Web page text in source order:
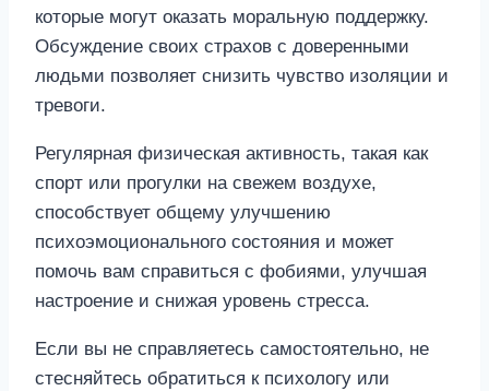
которые могут оказать моральную поддержку.
Обсуждение своих страхов с доверенными
людьми позволяет снизить чувство изоляции и
тревоги.
Регулярная физическая активность, такая как
спорт или прогулки на свежем воздухе,
способствует общему улучшению
психоэмоционального состояния и может
помочь вам справиться с фобиями, улучшая
настроение и снижая уровень стресса.
Если вы не справляетесь самостоятельно, не
стесняйтесь обратиться к психологу или